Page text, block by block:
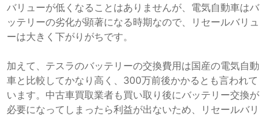
バリューが低くなることはありませんが、電気自動車はバ
ッテリーの劣化が顕著になる時期なので、リセールバリュ
ーは大きく下がりがちです。
加えて、テスラのバッテリーの交換費用は国産の電気自動
車と比較してかなり高く、300万前後かかるとも言われて
います。中古車買取業者も買い取り後にバッテリー交換が
必要になってしまったら利益が出ないため、リセールバリ